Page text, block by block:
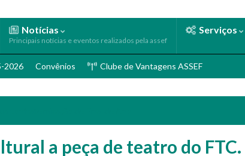
Notícias
Principais notícias e eventos realizados pela assef
Serviços
2026 Convênios Clube de Vantagens ASSEF
a peça de teatro do FTC.